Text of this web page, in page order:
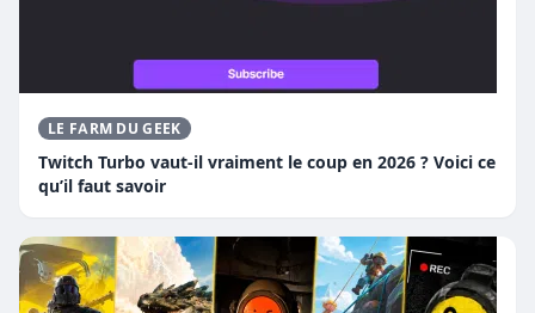
LE FARM DU GEEK
Twitch Turbo vaut-il vraiment le coup en 2026 ? Voici ce
qu’il faut savoir